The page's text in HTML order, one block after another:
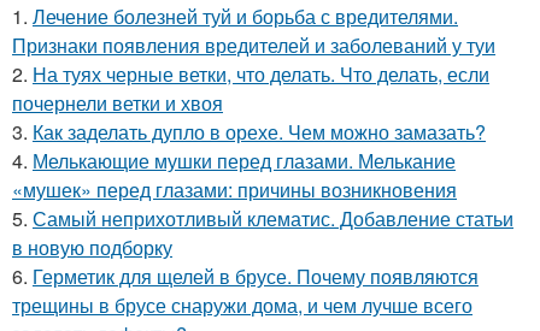
1. Лечение болезней туй и борьба с вредителями.
Признаки появления вредителей и заболеваний у туи
2. На туях черные ветки, что делать. Что делать, если
почернели ветки и хвоя
3. Как заделать дупло в орехе. Чем можно замазать?
4. Мелькающие мушки перед глазами. Мелькание
«мушек» перед глазами: причины возникновения
5. Самый неприхотливый клематис. Добавление статьи
в новую подборку
6. Герметик для щелей в брусе. Почему появляются
трещины в брусе снаружи дома, и чем лучше всего